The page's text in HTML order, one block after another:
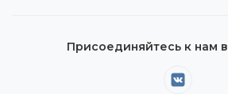
Присоединяйтесь к нам